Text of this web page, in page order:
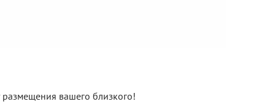
размещения вашего близкого!